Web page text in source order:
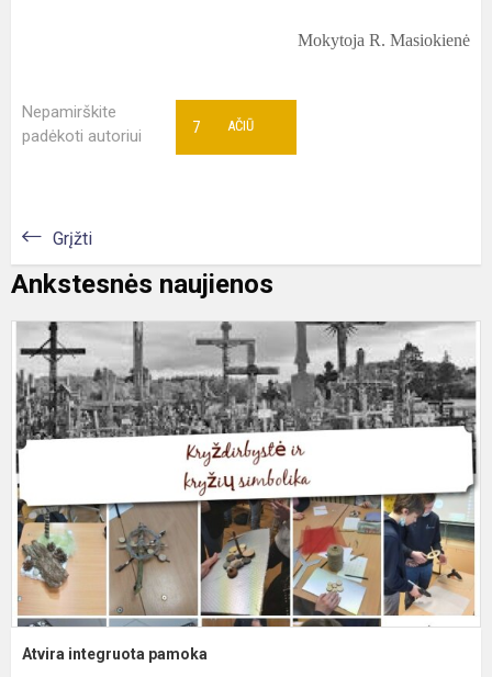
Mokytoja R. Masiokienė
Nepamirškite
padėkoti autoriui
AČIŪ
7
Grįžti
Ankstesnės naujienos
Atvira integruota pamoka